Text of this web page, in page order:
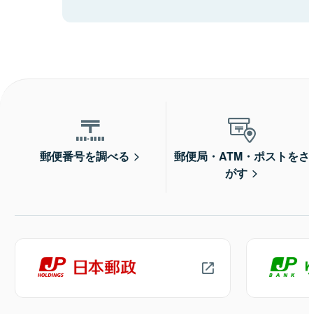
郵便番号を調べる
郵便局・ATM・ポストをさ
がす